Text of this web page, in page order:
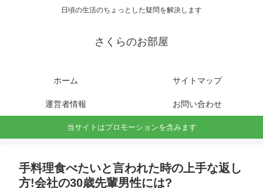
日頃の生活のちょっとした疑問を解決します
さくらのお部屋
ホーム サイトマップ
運営者情報 お問い合わせ
当サイトはプロモーションを含みます
手料理食べたいと言われた時の上手な返し
方!会社の30歳先輩男性には?